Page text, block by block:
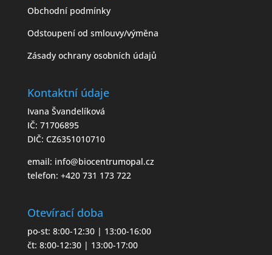
Obchodní podmínky
Odstoupení od smlouvy/výměna
Zásady ochrany osobních údajů
Kontaktní údaje
Ivana Švandelíková
IČ: 71706895
DIČ: CZ6351010710
email: info@biocentrumopal.cz
telefon: +420 731 173 722
Otevírací doba
po-st: 8:00-12:30 | 13:00-16:00
čt: 8:00-12:30 | 13:00-17:00